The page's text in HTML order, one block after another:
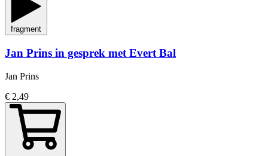
fragment
Jan Prins in gesprek met Evert Bal
Jan Prins
€ 2,49